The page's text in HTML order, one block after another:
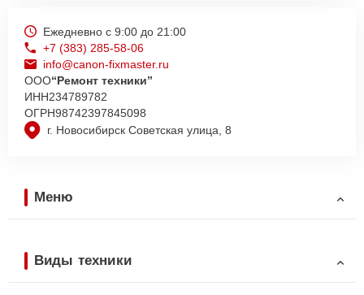
г. Новосибирск Советская улица, 8
Ежедневно с 9:00 до 21:00
+7 (383) 285-58-06
info@canon-fixmaster.ru
ООО“Ремонт техники”
ИНН234789782
ОГРН98742397845098
Меню
Виды техники